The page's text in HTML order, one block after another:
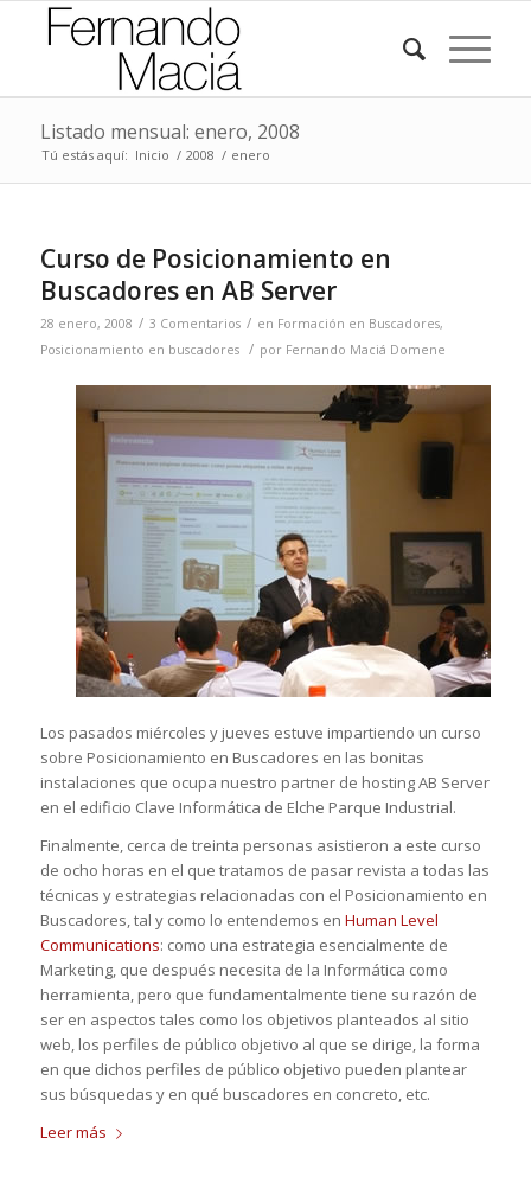
Listado mensual: enero, 2008
Tú estás aquí: Inicio / 2008 / enero
Curso de Posicionamiento en
Buscadores en AB Server
28 enero, 2008 / 3 Comentarios / en Formación en Buscadores,
Posicionamiento en buscadores
/ por Fernando Maciá Domene
Los pasados miércoles y jueves estuve impartiendo un curso
sobre Posicionamiento en Buscadores en las bonitas
instalaciones que ocupa nuestro partner de hosting AB Server
en el edificio Clave Informática de Elche Parque Industrial.
Finalmente, cerca de treinta personas asistieron a este curso
de ocho horas en el que tratamos de pasar revista a todas las
técnicas y estrategias relacionadas con el Posicionamiento en
Buscadores, tal y como lo entendemos en Human Level
Communications: como una estrategia esencialmente de
Marketing, que después necesita de la Informática como
herramienta, pero que fundamentalmente tiene su razón de
ser en aspectos tales como los objetivos planteados al sitio
web, los perfiles de público objetivo al que se dirige, la forma
en que dichos perfiles de público objetivo pueden plantear
sus búsquedas y en qué buscadores en concreto, etc.
Leer más